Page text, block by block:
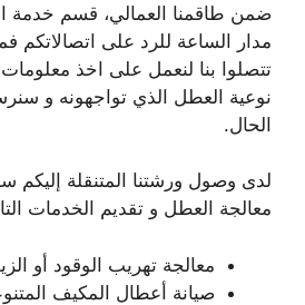
ضمن طاقمنا العمالي، قسم خدمة
مدار الساعة للرد على اتصالاتكم
تتصلوا بنا لنعمل على اخذ
نوعية العطل الذي تواجهونه و
الحال.
لدى وصول ورشتنا المتنقلة إليكم
معالجة العطل و تقديم الخدمات
معالجة تهريب الوقود أو
صيانة أعطال المكيف